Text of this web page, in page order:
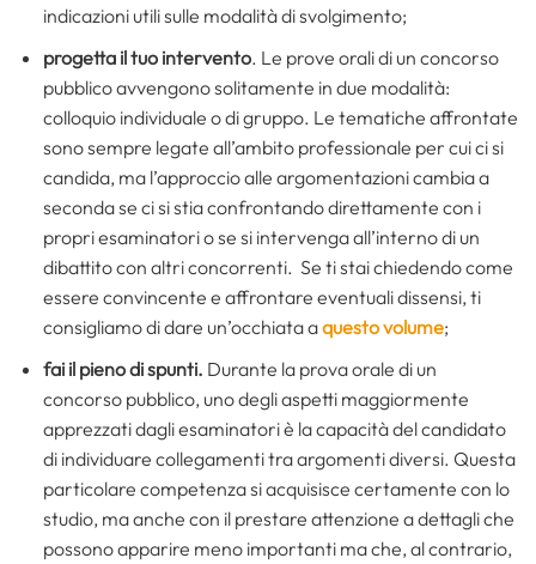
indicazioni utili sulle modalità di svolgimento;
progetta il tuo intervento. Le prove orali di un concorso
pubblico avvengono solitamente in due modalità:
colloquio individuale o di gruppo. Le tematiche affrontate
sono sempre legate all’ambito professionale per cui ci si
candida, ma l’approccio alle argomentazioni cambia a
seconda se ci si stia confrontando direttamente con i
propri esaminatori o se si intervenga all’interno di un
dibattito con altri concorrenti. Se ti stai chiedendo come
essere convincente e affrontare eventuali dissensi, ti
consigliamo di dare un’occhiata aquesto volume;
fai il pieno di spunti. Durante la prova orale di un
concorso pubblico, uno degli aspetti maggiormente
apprezzati dagli esaminatori è la capacità del candidato
di individuare collegamenti tra argomenti diversi. Questa
particolare competenza si acquisisce certamente con lo
studio, ma anche con il prestare attenzione a dettagli che
possono apparire meno importanti ma che, al contrario,